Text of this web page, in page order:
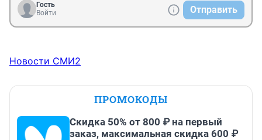
Гость
Войти
Отправить
Новости СМИ2
ПРОМОКОДЫ
Скидка 50% от 800 ₽ на первый
заказ, максимальная скидка 600 ₽